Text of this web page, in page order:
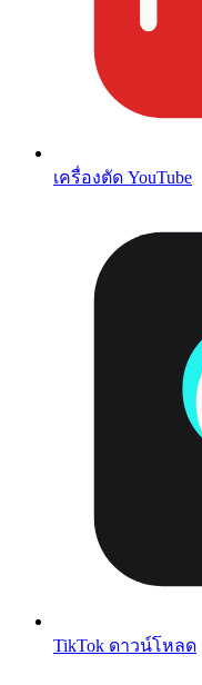
เครื่องตัด YouTube
TikTok ดาวน์โหลด